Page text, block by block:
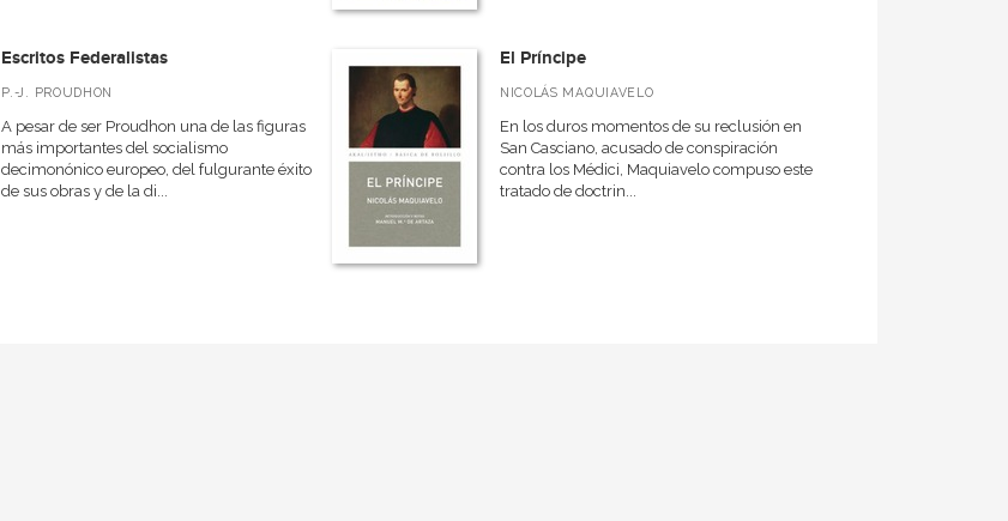
Escritos Federalistas
P.-J. PROUDHON
A pesar de ser Proudhon una de las figuras
más importantes del socialismo
decimonónico europeo, del fulgurante éxito
de sus obras y de la di...
El Príncipe
NICOLÁS MAQUIAVELO
En los duros momentos de su reclusión en
San Casciano, acusado de conspiración
contra los Médici, Maquiavelo compuso este
tratado de doctrin...